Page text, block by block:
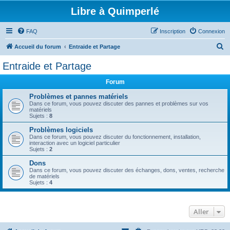
Libre à Quimperlé
FAQ Connexion
Inscription
Accueil du forum Entraide et Partage
r
Entraide et Partage
Forum
Problèmes et pannes matériels
Dans ce forum, vous pouvez discuter des pannes et problèmes sur vos
matériels
Sujets : 8
Problèmes logiciels
Dans ce forum, vous pouvez discuter du fonctionnement, installation,
interaction avec un logiciel particulier
Sujets : 2
Dons
Dans ce forum, vous pouvez discuter des échanges, dons, ventes, recherche
de matériels
Sujets : 4
Aller